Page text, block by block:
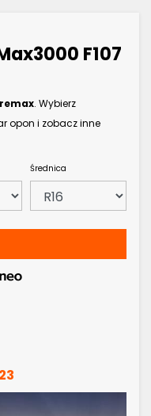
F107
. Wybierz
opon i zobacz inne
Średnica